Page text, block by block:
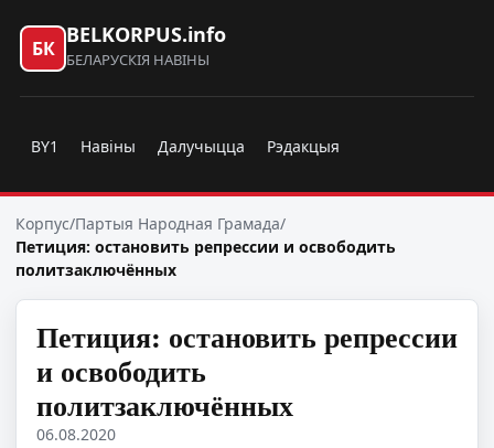
БК
BELKORPUS.info
БЕЛАРУСКІЯ НАВІНЫ
BY1 Навіны Далучыцца Рэдакцыя
Корпус/Партыя Народная Грамада/
Петиция: остановить репрессии и освободить
политзаключённых
Петиция: остановить репрессии
и освободить
политзаключённых
06.08.2020